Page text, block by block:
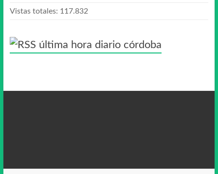
Vistas totales: 117.832
última hora diario córdoba